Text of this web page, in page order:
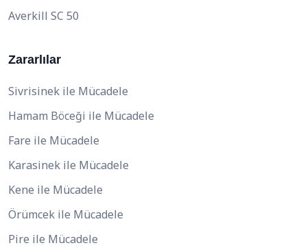
Averkill SC 50
Zararlılar
Sivrisinek ile Mücadele
Hamam Böceği ile Mücadele
Fare ile Mücadele
Karasinek ile Mücadele
Kene ile Mücadele
Örümcek ile Mücadele
Pire ile Mücadele